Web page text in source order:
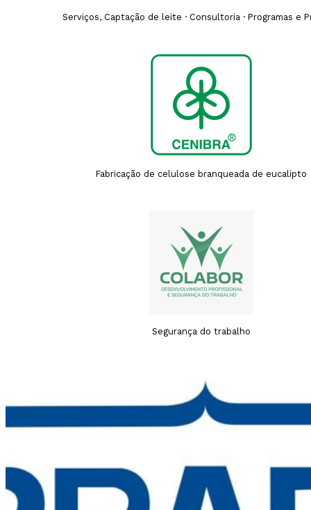
Serviços, Captação de leite · Consultoria · Programas e
Fabricação de celulose branqueada de eucalipto
Segurança do trabalho